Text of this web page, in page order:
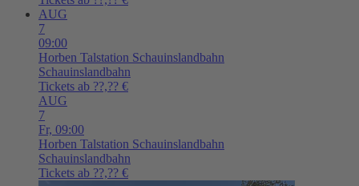
AUG
7
09:00
Horben Talstation Schauinslandbahn
Schauinslandbahn
Tickets ab ??,?? €
AUG
7
Fr, 09:00
Horben Talstation Schauinslandbahn
Schauinslandbahn
Tickets ab ??,?? €